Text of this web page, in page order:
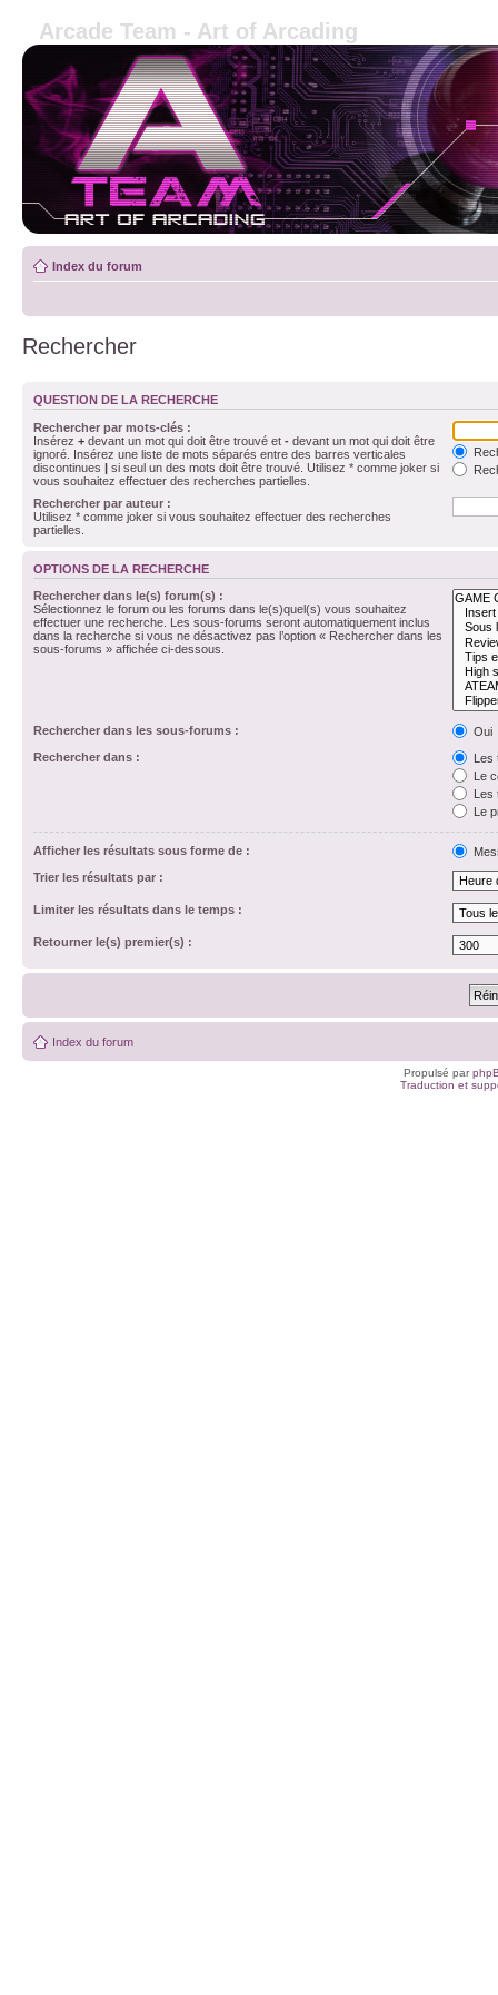
Arcade Team - Art of Arcading
Index du forum
Rechercher
QUESTION DE LA RECHERCHE
Rechercher par mots-clés :
Insérez + devant un mot qui doit être trouvé et - devant un mot qui doit être
ignoré. Insérez une liste de mots séparés entre des barres verticales
discontinues | si seul un des mots doit être trouvé. Utilisez * comme joker si
vous souhaitez effectuer des recherches partielles.
Rechercher par auteur :
Utilisez * comme joker si vous souhaitez effectuer des recherches
partielles.
OPTIONS DE LA RECHERCHE
Rechercher dans le(s) forum(s) :
Sélectionnez le forum ou les forums dans le(s)quel(s) vous souhaitez
effectuer une recherche. Les sous-forums seront automatiquement inclus
dans la recherche si vous ne désactivez pas l’option « Rechercher dans les
sous-forums » affichée ci-dessous.
Rechercher dans les sous-forums :
Oui
Rechercher dans :
Les
Le
Les
Le
Afficher les résultats sous forme de :
Trier les résultats par :
Limiter les résultats dans le temps :
Retourner le(s) premier(s) :
Index du forum
Propulsé par
Traduction et